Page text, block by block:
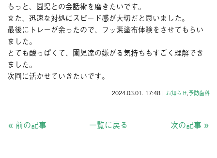
もっと、園児との会話術を磨きたいです。
また、迅速な対処にスピード感が大切だと思いました。
最後にトレーが余ったので、フッ素塗布体験をさせてもらい
ました。
とても酸っぱくて、園児達の嫌がる気持ちもすごく理解でき
ました。
次回に活かせていきたいです。
2024.03.01. 17:48 | お知らせ,予防歯科
« 前の記事 一覧に戻る 次の記事 »